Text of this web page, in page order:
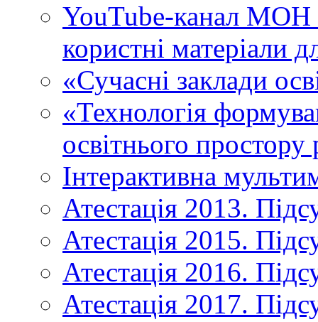
YouTube-канал МОН
користні матеріали
«Сучасні заклади
«Технологія
освітнього простору
Інтерактивна
Атестація 2013.
Атестація 2015.
Атестація 2016.
Атестація 2017.